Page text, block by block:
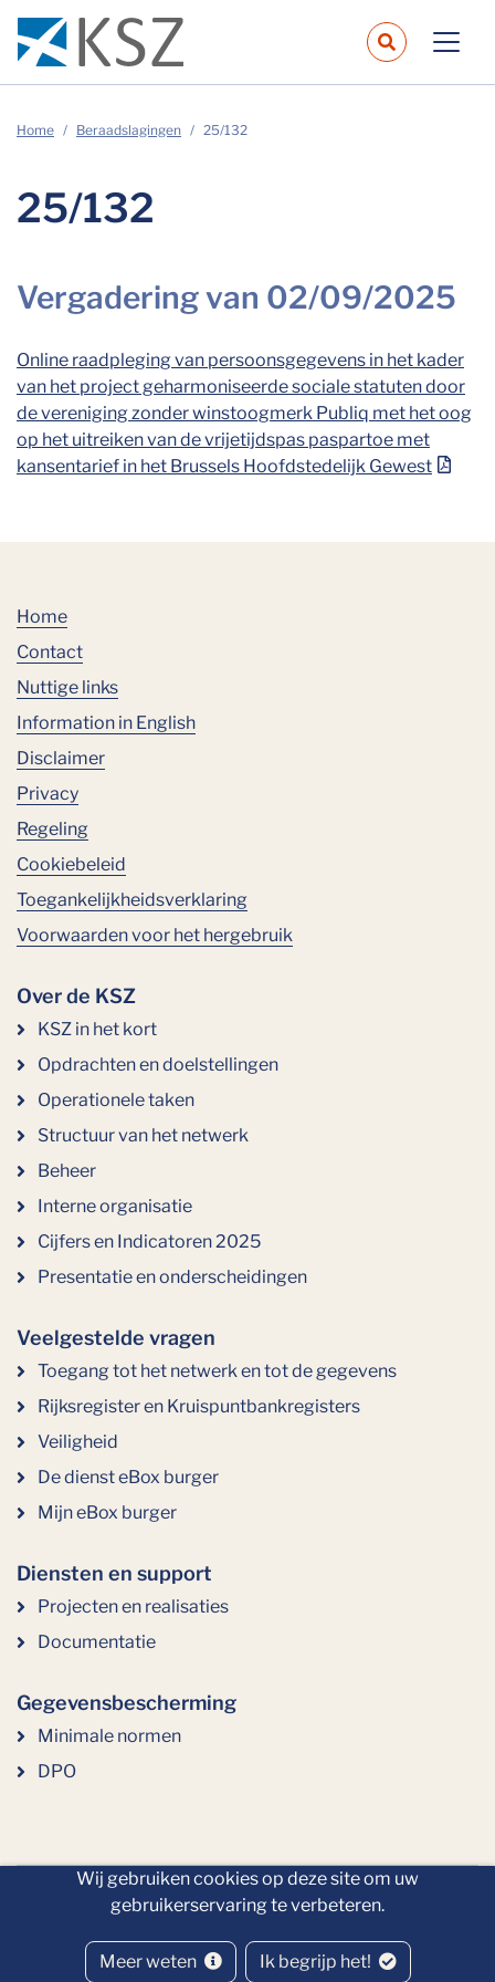
Wij gebruiken cookies op deze site om uw
gebruikerservaring te verbeteren.
Meer weten Ik begrijp het!
Home Beraadslagingen 25/132
25/132
Vergadering van 02/09/2025
Online raadpleging van persoonsgegevens in het kader
van het project geharmoniseerde sociale statuten door
de vereniging zonder winstoogmerk Publiq met het oog
op het uitreiken van de vrijetijdspas paspartoe met
kansentarief in het Brussels Hoofdstedelijk Gewest
Home
Contact
Nuttige links
Information in English
Disclaimer
Privacy
Regeling
Cookiebeleid
Toegankelijkheidsverklaring
Voorwaarden voor het hergebruik
Over de KSZ
KSZ in het kort
Opdrachten en doelstellingen
Operationele taken
Structuur van het netwerk
Beheer
Interne organisatie
Cijfers en Indicatoren 2025
Presentatie en onderscheidingen
Veelgestelde vragen
Toegang tot het netwerk en tot de gegevens
Rijksregister en Kruispuntbankregisters
Veiligheid
De dienst eBox burger
Mijn eBox burger
Diensten en support
Projecten en realisaties
Documentatie
Gegevensbescherming
Minimale normen
DPO